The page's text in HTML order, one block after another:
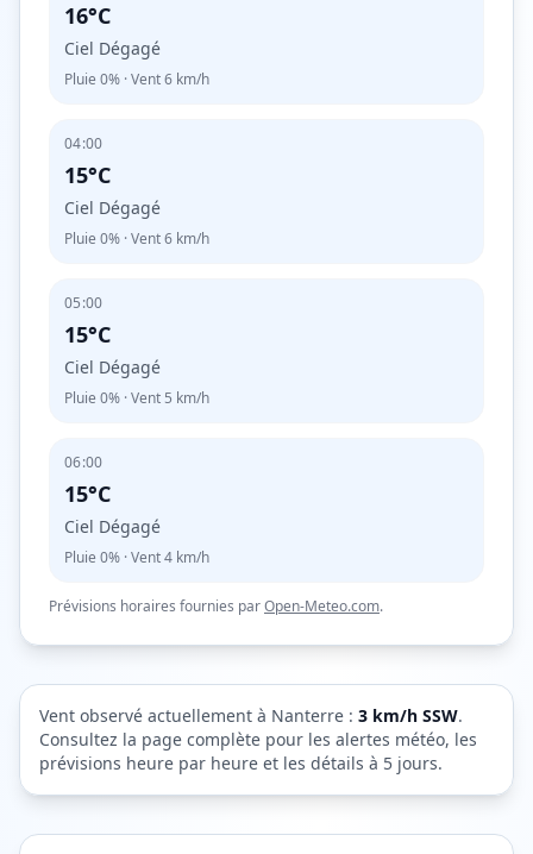
16°C
Ciel Dégagé
Pluie 0% · Vent6 km/h
04:00
15°C
Ciel Dégagé
Pluie 0% · Vent6 km/h
05:00
15°C
Ciel Dégagé
Pluie 0% · Vent 5 km/h
06:00
15°C
Ciel Dégagé
Pluie 0% · Vent4 km/h
Prévisions horaires fournies parOpen-Meteo.com.
Vent observé actuellement à Nanterre : 3 km/h SSW.
Consultez la page complète pour les alertes météo, les
prévisions heure par heure et les détails à 5 jours.